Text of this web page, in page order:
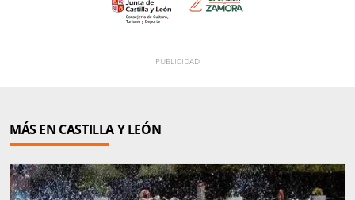
MÁS EN CASTILLA Y LEÓN